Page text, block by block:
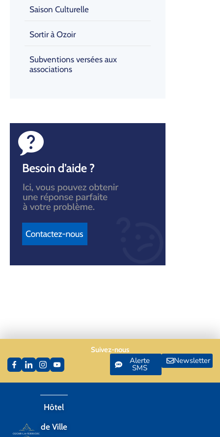
Saison Culturelle
Sortir à Ozoir
Subventions versées aux
associations
Hôtel
de Ville
Suivez-nous
Alerte
SMS
Newsletter